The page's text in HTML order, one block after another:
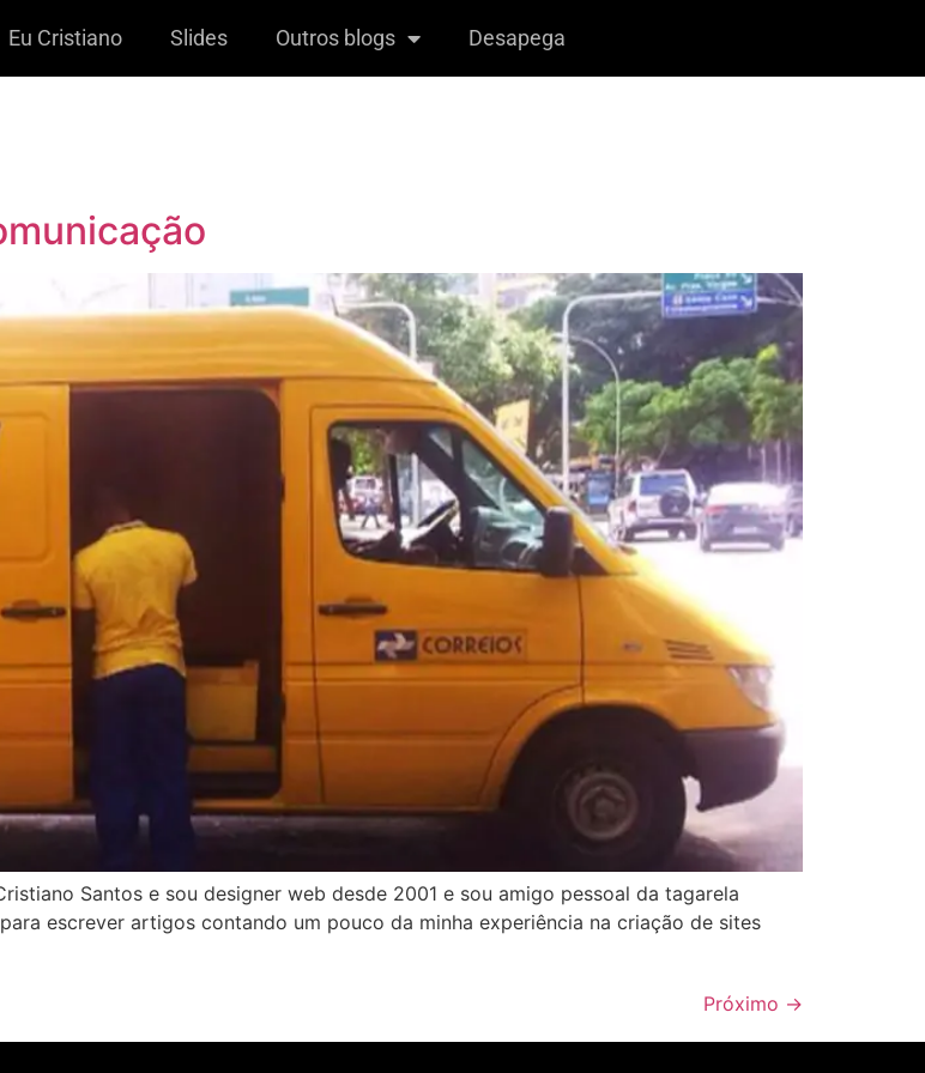
Eu Cristiano Slides Outros blogs Desapega
Santos e sou designer web desde 2001 e sou amigo pessoal da tagarela
escrever artigos contando um pouco da minha experiência na criação de sites
Próximo →